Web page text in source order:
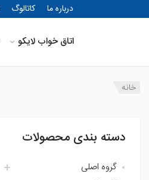
درباره ما کاتالوگ
اتاق خواب لایکو
خانه
دسته بندی محصولات
گروه اصلی